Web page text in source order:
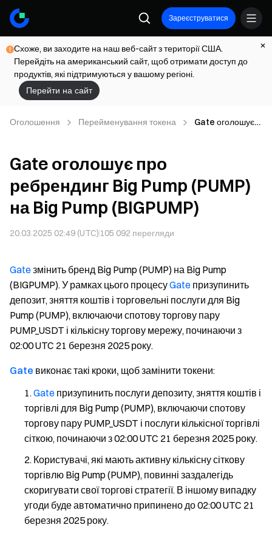
Зареєструватися
Схоже, ви заходите на наш веб-сайт з території США.
Перейдіть на американський сайт, щоб отримати доступ до
продуктів, які підтримуються у вашому регіоні.
Перейти на сайт
Оголошення Перейменування токена
Gate оголошує
Gate оголошує про
ребрендинг Big Pump (PUMP)
на Big Pump (BIGPUMP)
20.03.2025 02:49 (UTC) 105 092 перегляди
Gateзмінить бренд Big Pump (PUMP) на Big Pump
(BIGPUMP). У рамках цього процесуGate призупинить
депозит, зняття коштів і торговельні послуги для Big
Pump (PUMP), включаючи спотову торгову пару
PUMP_USDT і кількісну торгову мережу, починаючи з
02:00 UTC 21 березня 2025 року.
Gate виконає такі кроки, щоб замінити токени:
Gate призупинить послуги депозиту, зняття коштів і
торгівлі для Big Pump (PUMP), включаючи спотову
торгову пару PUMP_USDT і послуги кількісної торгівлі
сіткою, починаючи з 02:00 UTC 21 березня 2025 року.
Користувачі, які мають активну кількісну сіткову
торгівлю Big Pump (PUMP), повинні заздалегідь
скоригувати свої торгові стратегії. В іншому випадку
угоди буде автоматично припинено до 02:00 UTC 21
березня 2025 року.